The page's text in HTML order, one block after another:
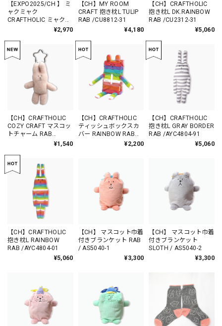
【EXPO2025/CH 】 ミ
ャクミャク
CRAFTHOLIC ミャクミ
ャクなりきりマスコッ
¥2,970
【CH】MY ROOM
CRAFT 抱き枕L TULIP
RAB /CU8812-31
¥4,180
【CH】CRAFTHOLIC
抱き枕L DK.RAINBOW
RAB /CU2312-31
¥5,060
【CH】CRAFTHOLIC
COZY CRAFT マスコッ
トチャーム RAB
¥1,540
【CH】CRAFTHOLIC
ティッシュボックスカ
バー RAINBOW RAB
¥2,200
【CH】CRAFTHOLIC
抱き枕L GRAY BORDER
RAB /AYC4804-91
¥5,060
【CH】CRAFTHOLIC
抱き枕L RAINBOW
RAB /AYC4804-01
¥5,060
【CH】 マスコット巾着
付きブランケット RAB
/ AS5040-1
¥3,300
【CH】 マスコット巾着
付きブランケット
SLOTH / AS5040-2
¥3,300